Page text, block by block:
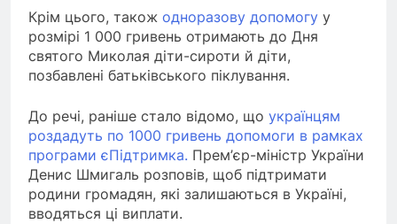
Крім цього, також одноразову допомогу у
розмірі 1 000 гривень отримають до Дня
святого Миколая діти-сироти й діти,
позбавлені батьківського піклування.
До речі, раніше стало відомо, що українцям
роздадуть по 1000 гривень допомоги в рамках
програми єПідтримка. Прем’єр-міністр України
Денис Шмигаль розповів, щоб підтримати
родини громадян, які залишаються в Україні,
вводяться ці виплати.